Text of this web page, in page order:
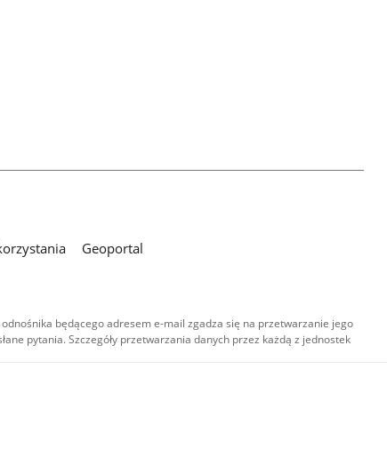
Geoportal
będącego adresem e-mail zgadza się na przetwarzanie jego
pytania. Szczegóły przetwarzania danych przez każdą z jednostek